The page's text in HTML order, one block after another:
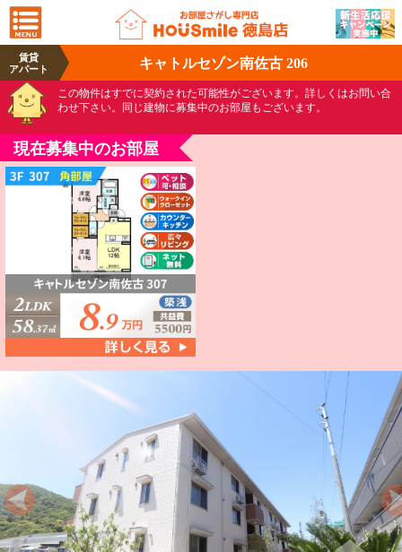
賃貸
アパート
キャトルセゾン南佐古 206
この物件はすでに契約された可能性がございます。詳しくはお問い合
わせ下さい。同じ建物に募集中のお部屋もございます。
現在募集中のお部屋